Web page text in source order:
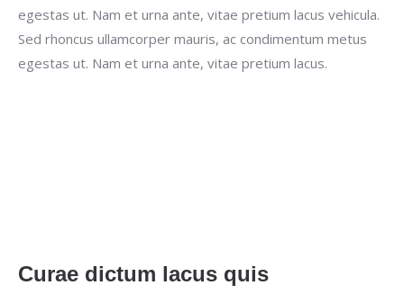
egestas ut. Nam et urna ante, vitae pretium lacus vehicula.
Sed rhoncus ullamcorper mauris, ac condimentum metus
egestas ut. Nam et urna ante, vitae pretium lacus.
Curae dictum lacus quis